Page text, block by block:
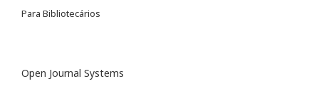
Para Bibliotecários
Open Journal Systems